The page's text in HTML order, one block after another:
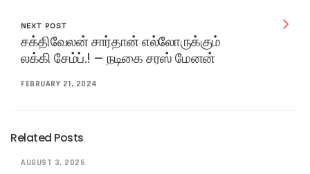
NEXT POST
சக்திவேலன் சார்தான் எல்லோருக்கும்
லக்கி சேம்ப்.! – நடிகை சரஸ் மேனன்
FEBRUARY 21, 2024
Related Posts
AUGUST 3, 2026